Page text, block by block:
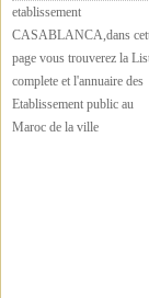
etablissement
CASABLANCA,dans
page vous trouverez la
complete et l'annuaire des
Etablissement public au
Maroc de la ville